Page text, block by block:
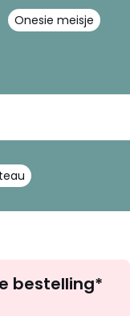
Onesie meisje
bestelling*